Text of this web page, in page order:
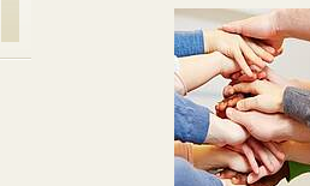
Hau eine Delle ins
Universum
Feng